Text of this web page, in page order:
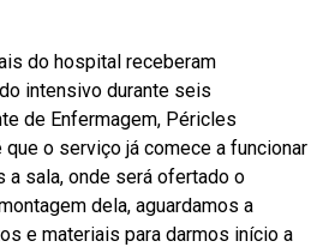
do hospital receberam
intensivo durante seis
de Enfermagem, Péricles
o serviço já comece a funcionar
a sala, onde será ofertado o
dela, aguardamos a
e materiais para darmos início a